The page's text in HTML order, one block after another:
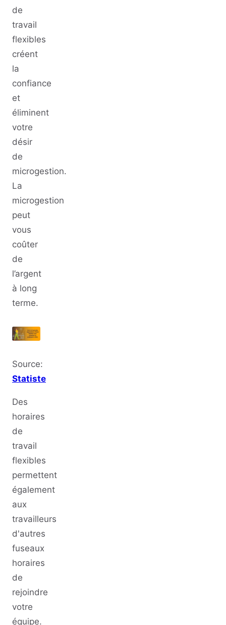
de
travail
flexibles
créent
la
confiance
et
éliminent
votre
désir
de
microgestion.
La
microgestion
peut
vous
coûter
de
l’argent
à long
terme.
Source:
Statiste
Des
horaires
de
travail
flexibles
permettent
également
aux
travailleurs
d'autres
fuseaux
horaires
de
rejoindre
votre
équipe.